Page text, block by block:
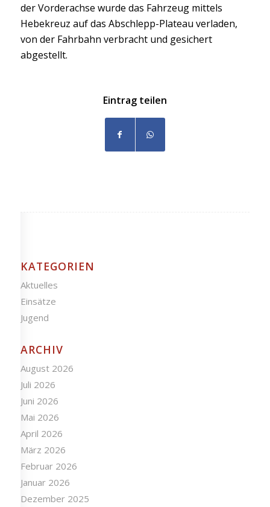
der Vorderachse wurde das Fahrzeug mittels
Hebekreuz auf das Abschlepp-Plateau verladen,
von der Fahrbahn verbracht und gesichert
abgestellt.
Eintrag teilen
KATEGORIEN
Aktuelles
Einsätze
Jugend
ARCHIV
August 2026
Juli 2026
Juni 2026
Mai 2026
April 2026
März 2026
Februar 2026
Januar 2026
Dezember 2025